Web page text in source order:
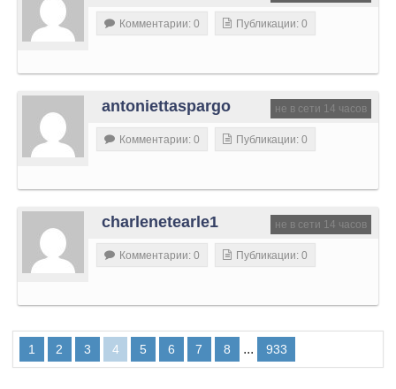
Комментарии: 0 Публикации: 0
не в сети 14 часов
antoniettaspargo
Комментарии: 0 Публикации: 0
не в сети 14 часов
charlenetearle1
Комментарии: 0 Публикации: 0
1 2 3 4 5 6 7 8 ... 933